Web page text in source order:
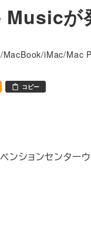
が
MacBook/iMac/Mac
コピー
ンションセンター